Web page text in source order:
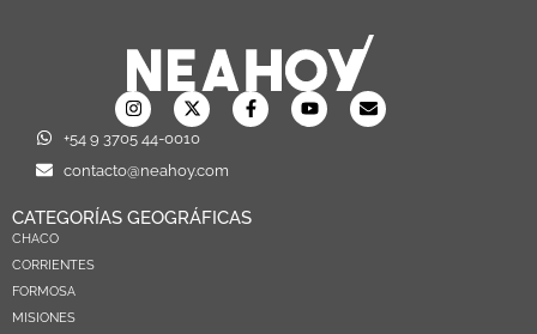
+54 9 3705 44-0010
contacto@neahoy.com
CATEGORÍAS GEOGRÁFICAS
CHACO
CORRIENTES
FORMOSA
MISIONES